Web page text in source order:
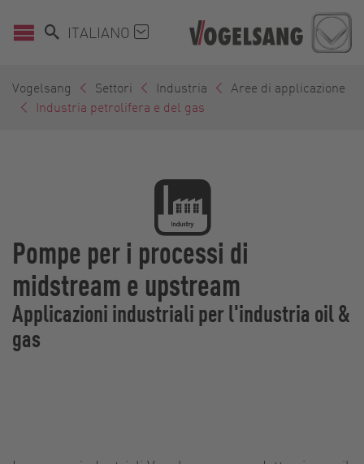
ITALIANO
Vogelsang Settori Industria
Aree di applicazione
Industria petrolifera e del gas
Pompe per i processi di
midstream e upstream
Applicazioni industriali per l'industria oil &
gas